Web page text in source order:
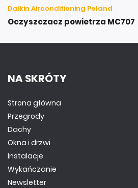
Daikin Airconditioning Poland
Oczyszczacz powietrza MC707
NA SKRÓTY
Strona główna
Przegrody
Dachy
Okna i drzwi
Instalacje
Wykańczanie
Newsletter